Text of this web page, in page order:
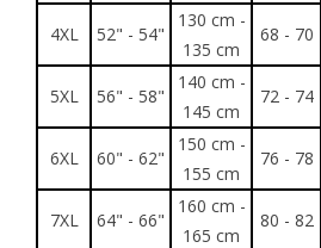
4XL 52" - 54"
130 cm -
135 cm
68 - 70
5XL 56" - 58"
140 cm -
145 cm
72 - 74
6XL 60" - 62"
150 cm -
155 cm
76 - 78
7XL 64" - 66"
160 cm -
165 cm
80 - 82